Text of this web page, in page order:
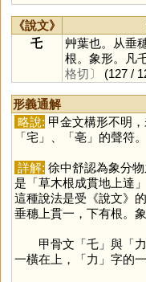
《說文》
乇
艸葉也。从垂
根。象形。凡
格切〕
(127 /
形義通解
略說: 甲金文構形不明
「宅」、「亳」的聲符。
詳解: 徐中舒認為象分
是「草木根成貫地上達
這種說法是受《說文》
垂穗上貫一，下有根。
甲骨文「乇」與「力
一橫在上，「力 」字的